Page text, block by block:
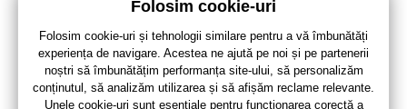
133,06 lei fără TVA
+ 34 puncte
Ultimele 2 bucăți (La dumneavoastră 14.08.)